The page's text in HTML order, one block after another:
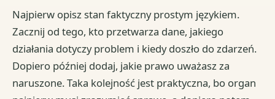
Najpierw opisz stan faktyczny prostym językiem.
Zacznij od tego, kto przetwarza dane, jakiego
działania dotyczy problem i kiedy doszło do zdarzeń.
Dopiero później dodaj, jakie prawo uważasz za
naruszone. Taka kolejność jest praktyczna, bo organ